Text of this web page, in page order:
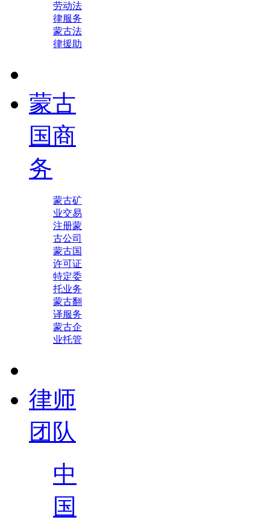
劳动法
律服务
蒙古法
律援助
蒙古
国商
务
蒙古矿
业交易
注册蒙
古公司
蒙古国
许可证
特定委
托业务
蒙古翻
译服务
蒙古企
业托管
律师
团队
中
国